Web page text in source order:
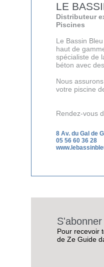
LE
Distributeur
Piscines
Le Bassin
haut de
spécialiste de
béton avec
Nous
votre piscine
Rendez-vous
8 Av. du Gal de
05 56 60 36 28
Pour recevoir
de Ze Guide